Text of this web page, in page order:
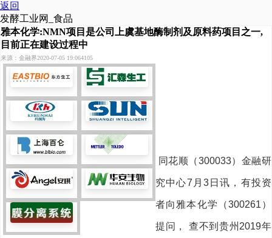
返回
发酵工业网_食品
雅本化学:NMN项目是公司上虞基地酶制剂及原料药项目之一,
目前正在建设过程中
来源：金融界2020-07-05 19:064105
同花顺（300033）金融研
究中心7月3日讯，有投资
者向雅本化学（300261）
提问， 查不到贵州2019年